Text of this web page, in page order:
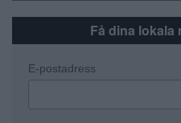
Få dina lokala
E-postadress